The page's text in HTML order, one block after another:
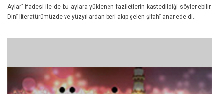
Aylar” ifadesi ile de bu aylara yüklenen faziletlerin kastedildiği söylenebilir.
Dinî literatürümüzde ve yüzyıllardan beri akıp gelen şifahî ananede di..